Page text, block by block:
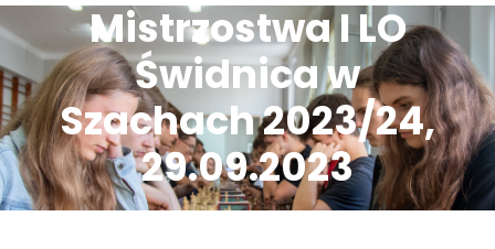
Mistrzostwa I LO
Świdnica w
Szachach 2023/24,
29.09.2023